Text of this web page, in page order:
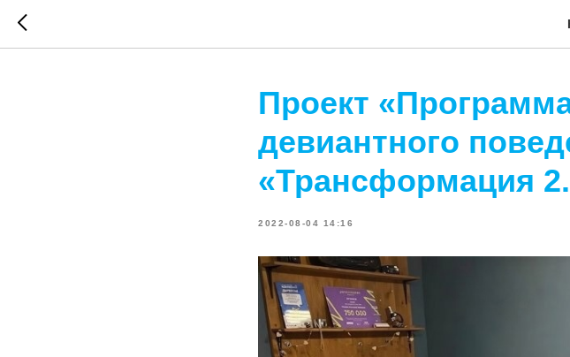
Проект
девиантного
«Трансформация
2022-08-04 14:16